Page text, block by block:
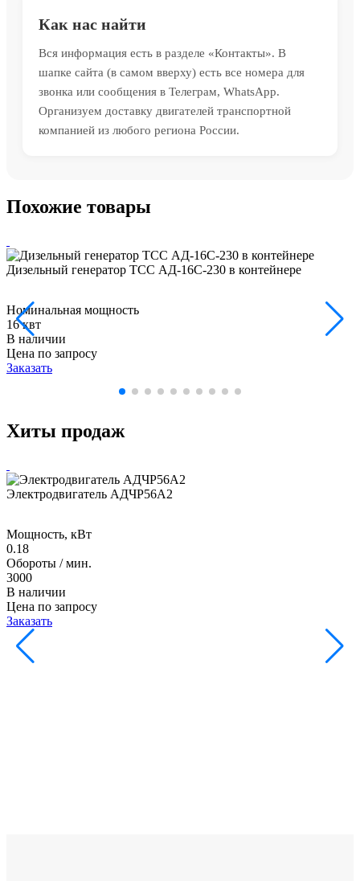
Как нас найти
Вся информация есть в разделе «Контакты». В
шапке сайта (в самом вверху) есть все номера для
звонка или сообщения в Телеграм, WhatsApp.
Организуем доставку двигателей транспортной
компанией из любого региона России.
Похожие товары
Дизельный генератор ТСС АД-16С-230 в контейнере
Номинальная мощность
16 квт
В наличии
Цена по запросу
Заказать
Хиты продаж
Электродвигатель АДЧР56А2
Мощность, кВт
0.18
Обороты / мин.
3000
В наличии
Цена по запросу
Заказать